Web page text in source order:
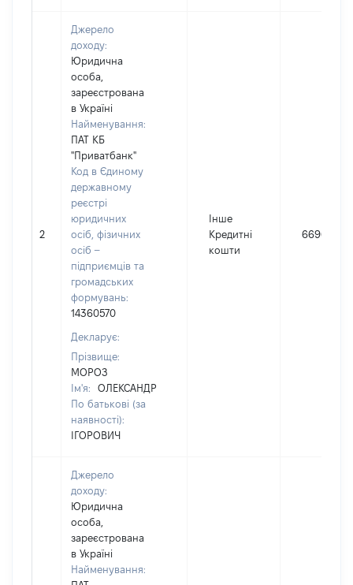
2
Джерело
доходу:
Юридична
особа,
зареєстрована
в Україні
Найменування:
ПАТ КБ
"Приватбанк"
Код в Єдиному
державному
реєстрі
юридичних
осіб, фізичних
осіб –
підприємців та
громадських
формувань:
14360570
Декларує:
Прізвище:
МОРОЗ
Ім'я:
ОЛЕКСАНДР
По батькові (за
наявності):
ІГОРОВИЧ
Інше
Кредитні
кошти
6696
Джерело
доходу:
Юридична
особа,
зареєстрована
в Україні
Найменування: